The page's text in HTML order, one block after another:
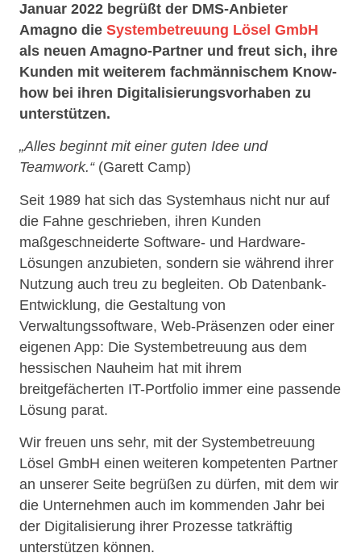
Januar 2022 begrüßt der DMS-Anbieter
Amagno die Systembetreuung Lösel GmbH
als neuen Amagno-Partner und freut sich, ihre
Kunden mit weiterem fachmännischem Know-
how bei ihren Digitalisierungsvorhaben zu
unterstützen.
„Alles beginnt mit einer guten Idee und
Teamwork.“(Garett Camp)
Seit 1989 hat sich das Systemhaus nicht nur auf
die Fahne geschrieben, ihren Kunden
maßgeschneiderte Software- und Hardware-
Lösungen anzubieten, sondern sie während ihrer
Nutzung auch treu zu begleiten. Ob Datenbank-
Entwicklung, die Gestaltung von
Verwaltungssoftware, Web-Präsenzen oder einer
eigenen App: Die Systembetreuung aus dem
hessischen Nauheim hat mit ihrem
breitgefächerten IT-Portfolio immer eine passende
Lösung parat.
Wir freuen uns sehr, mit der Systembetreuung
Lösel GmbH einen weiteren kompetenten Partner
an unserer Seite begrüßen zu dürfen, mit dem wir
die Unternehmen auch im kommenden Jahr bei
der Digitalisierung ihrer Prozesse tatkräftig
unterstützen können.